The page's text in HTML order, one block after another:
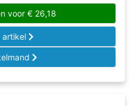
voor € 26,18
artikel